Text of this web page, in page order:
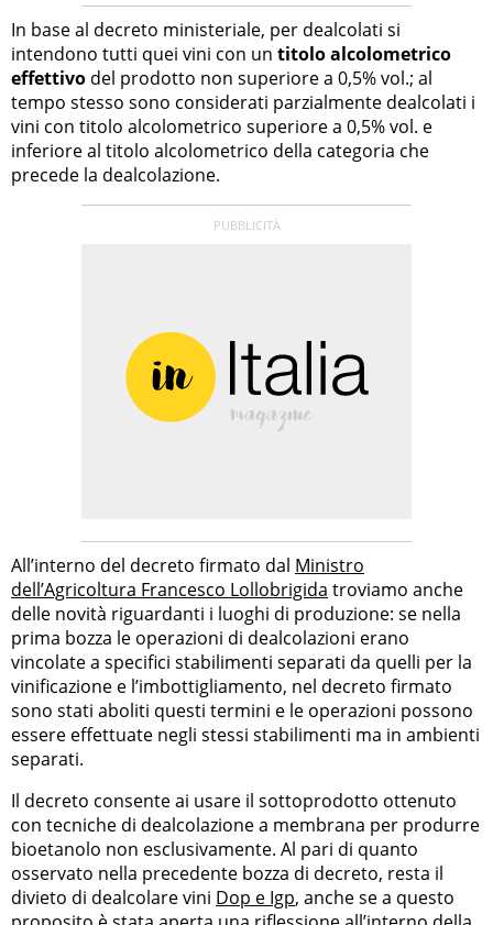
In base al decreto ministeriale, per dealcolati si
intendono tutti quei vini con un titolo alcolometrico
effettivo del prodotto non superiore a 0,5% vol.; al
tempo stesso sono considerati parzialmente dealcolati i
vini con titolo alcolometrico superiore a 0,5% vol. e
inferiore al titolo alcolometrico della categoria che
precede la dealcolazione.
All’interno del decreto firmato dal Ministro
dell’Agricoltura Francesco Lollobrigida troviamo anche
delle novità riguardanti i luoghi di produzione: se nella
prima bozza le operazioni di dealcolazioni erano
vincolate a specifici stabilimenti separati da quelli per la
vinificazione e l’imbottigliamento, nel decreto firmato
sono stati aboliti questi termini e le operazioni possono
essere effettuate negli stessi stabilimenti ma in ambienti
separati.
Il decreto consente ai usare il sottoprodotto ottenuto
con tecniche di dealcolazione a membrana per produrre
bioetanolo non esclusivamente. Al pari di quanto
osservato nella precedente bozza di decreto, resta il
divieto di dealcolare vini Dop e Igp, anche se a questo